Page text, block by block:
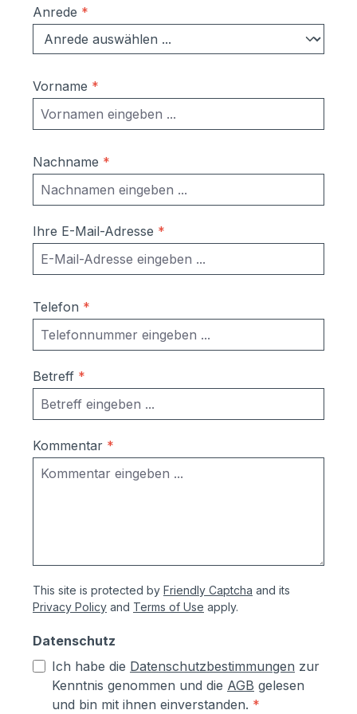
Anrede *
Vorname *
Nachname *
Ihre E-Mail-Adresse *
Telefon *
Betreff *
Kommentar *
This site is protected by Friendly Captcha and its
Privacy Policy and Terms of Use apply.
Datenschutz
Ich habe die Datenschutzbestimmungen zur
Kenntnis genommen und die AGB gelesen
und bin mit ihnen einverstanden. *